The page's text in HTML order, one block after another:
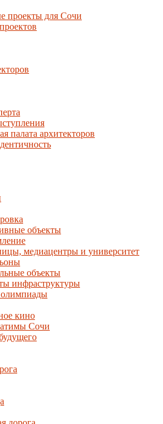
проекты для Сочи
палата архитекторов
объекты
медиацентры и университет
объекты
инфраструктуры
кино
Сочи